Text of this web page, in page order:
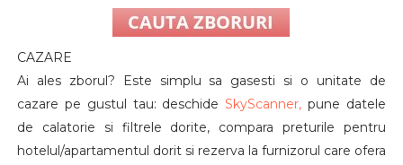
CAZARE
Ai ales zborul? Este simplu sa gasesti si o unitate de
cazare pe gustul tau: deschideSkyScanner, pune datele
de calatorie si filtrele dorite, compara preturile pentru
hotelul/apartamentul dorit si rezerva la furnizorul care ofera